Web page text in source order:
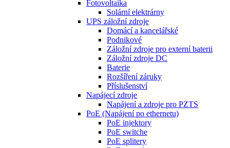
Fotovoltaika
Solární elektrárny
UPS záložní zdroje
Domácí a kancelářské
Podnikové
Záložní zdroje pro externí baterii
Záložní zdroje DC
Baterie
Rozšíření záruky
Příslušenství
Napájecí zdroje
Napájení a zdroje pro PZTS
PoE (Napájení po ethernetu)
PoE injektory
PoE switche
PoE splitery